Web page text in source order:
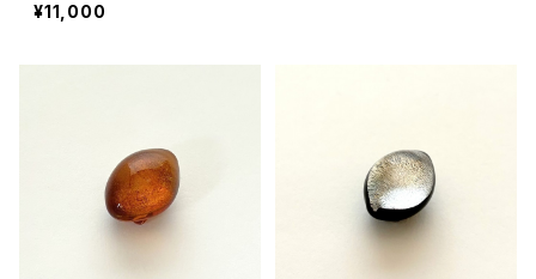
¥11,000